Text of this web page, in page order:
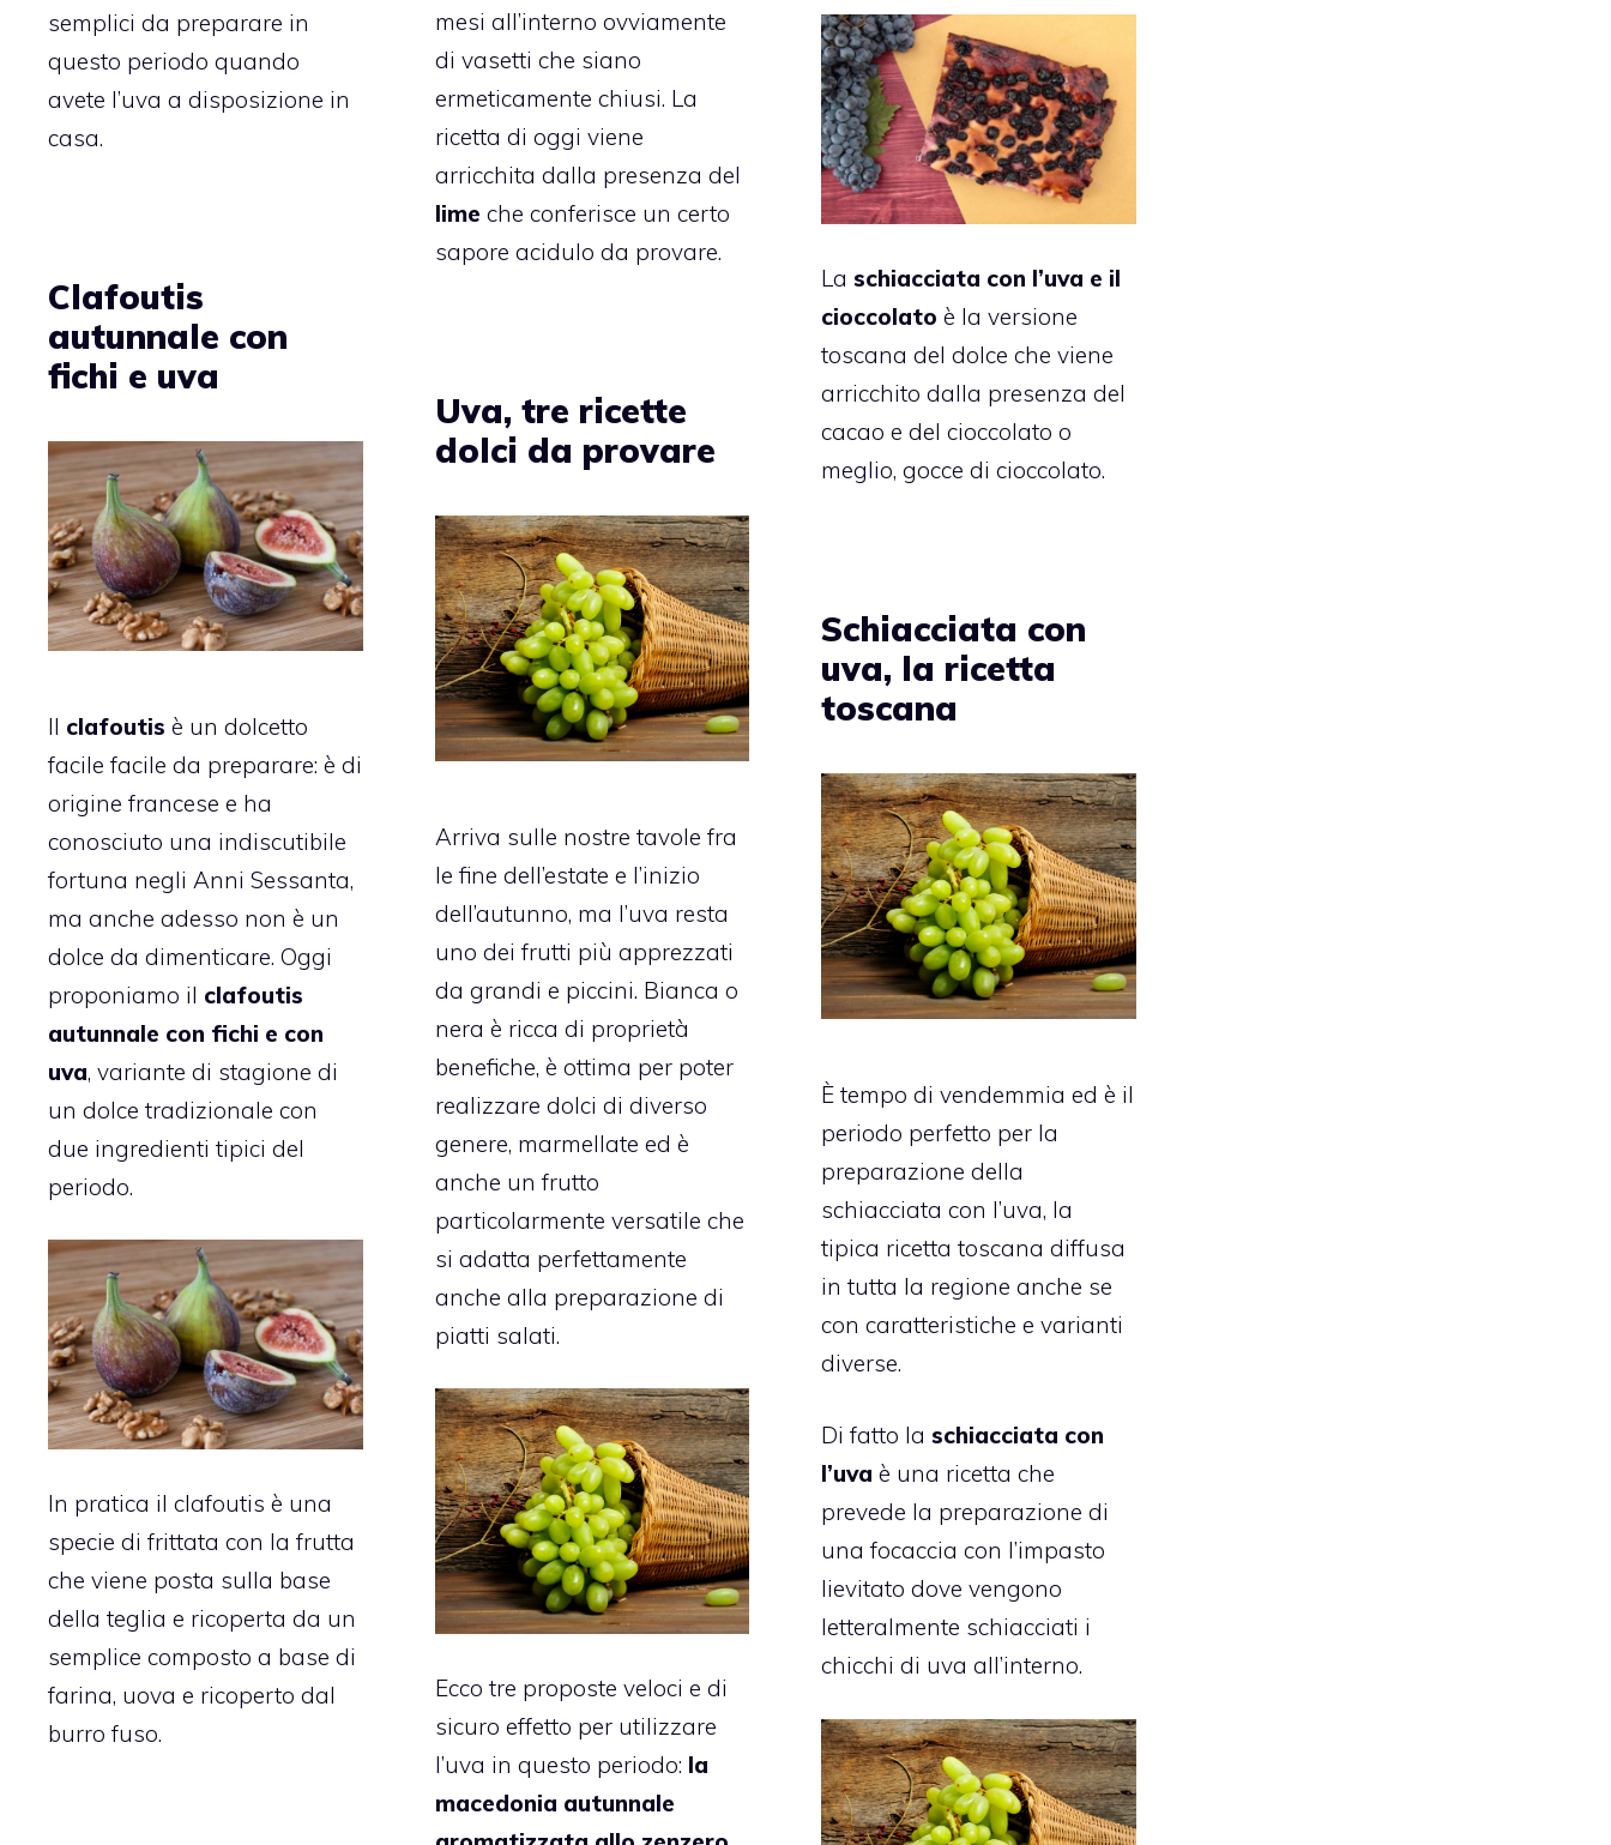
semplici da preparare in
questo periodo quando
avete l’uva a disposizione in
casa.
mesi all’interno ovviamente
di vasetti che siano
ermeticamente chiusi. La
ricetta di oggi viene
arricchita dalla presenza del
lime che conferisce un certo
sapore acidulo da provare.
Laschiacciata con l’uva e il
cioccolato è la versione
toscana del dolce che viene
arricchito dalla presenza del
cacao e del cioccolato o
meglio, gocce di cioccolato.
Clafoutis
autunnale con
fichi e uva
Il clafoutis è un dolcetto
facile facile da preparare: è di
origine francese e ha
conosciuto una indiscutibile
fortuna negli Anni Sessanta,
ma anche adesso non è un
dolce da dimenticare. Oggi
proponiamo il clafoutis
autunnale con fichi e con
uva, variante di stagione di
un dolce tradizionale con
due ingredienti tipici del
periodo.
In pratica il clafoutis è una
specie di frittata con la frutta
che viene posta sulla base
della teglia e ricoperta da un
semplice composto a base di
farina, uova e ricoperto dal
burro fuso.
Uva, tre ricette
dolci da provare
Arriva sulle nostre tavole fra
le fine dell’estate e l’inizio
dell’autunno, ma l’uva resta
uno dei frutti più apprezzati
da grandi e piccini. Bianca o
nera è ricca di proprietà
benefiche, è ottima per poter
realizzare dolci di diverso
genere, marmellate ed è
anche un frutto
particolarmente versatile che
si adatta perfettamente
anche alla preparazione di
piatti salati.
Ecco tre proposte veloci e di
sicuro effetto per utilizzare
l’uva in questo periodo: la
macedonia autunnale
Schiacciata con
uva, la ricetta
toscana
È tempo di vendemmia ed è il
periodo perfetto per la
preparazione della
schiacciata con l’uva, la
tipica ricetta toscana diffusa
in tutta la regione anche se
con caratteristiche e varianti
diverse.
Di fatto laschiacciata con
l’uva è una ricetta che
prevede la preparazione di
una focaccia con l’impasto
lievitato dove vengono
letteralmente schiacciati i
chicchi di uva all’interno.